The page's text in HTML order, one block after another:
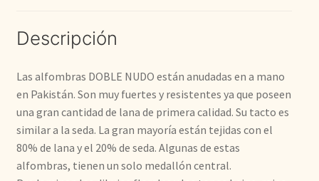
Descripción
Las alfombras DOBLE NUDO están anudadas en a mano
en Pakistán. Son muy fuertes y resistentes ya que poseen
una gran cantidad de lana de primera calidad. Su tacto es
similar a la seda. La gran mayoría están tejidas con el
80% de lana y el 20% de seda. Algunas de estas
alfombras, tienen un solo medallón central.